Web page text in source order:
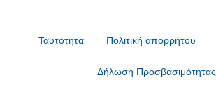
Ταυτότητα Πολιτική απορρήτου
Δήλωση Προσβασιμότητας